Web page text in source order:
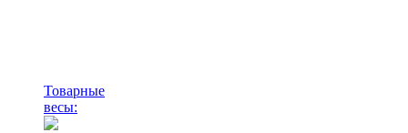
Товарные
весы: